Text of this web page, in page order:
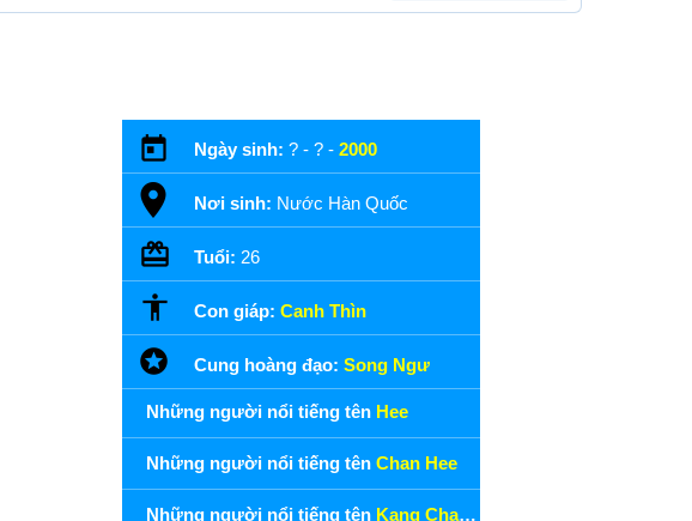
Ngày sinh: ? - ? - 2000
Nơi sinh: Nước Hàn Quốc
Tuổi: 26
Con giáp: Canh Thìn
Cung hoàng đạo: Song Ngư
Những người nổi tiếng tên Hee
Những người nổi tiếng tên Chan Hee
Những người nổi tiếng tên Kang Chan Hee